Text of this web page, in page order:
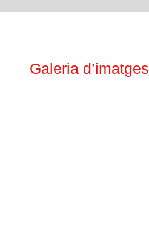
Galeria d’imatges